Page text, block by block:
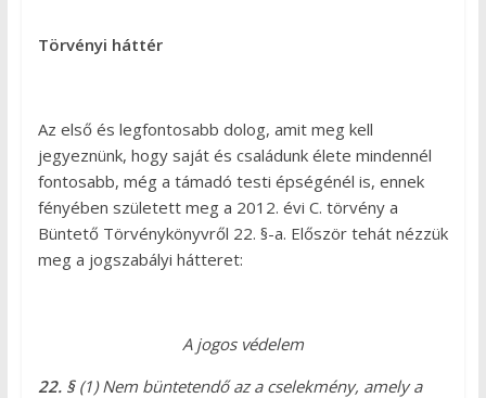
Törvényi háttér
Az első és legfontosabb dolog, amit meg kell
jegyeznünk, hogy saját és családunk élete mindennél
fontosabb, még a támadó testi épségénél is, ennek
fényében született meg a 2012. évi C. törvény a
Büntető Törvénykönyvről 22. §-a. Először tehát nézzük
meg a jogszabályi hátteret:
A jogos védelem
22. §(1) Nem büntetendő az a cselekmény, amely a